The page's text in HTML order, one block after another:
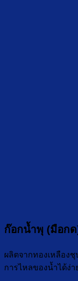
ก๊อกน้ำพุ (มือก
ผลิตจากทองเหลือง
การไหลของน้ำได้ง่